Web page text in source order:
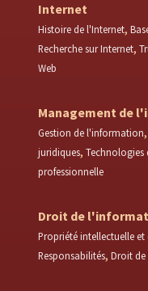
Internet
Histoire de l'Internet
Recherche sur Internet
Web
Management de
Gestion de l'information
juridiques
professionnelle
Droit de
Propriété intellectuelle
Responsabilités Droit